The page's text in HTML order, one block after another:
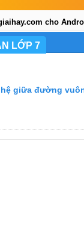
cho
LỚP 7
hệ giữa đường